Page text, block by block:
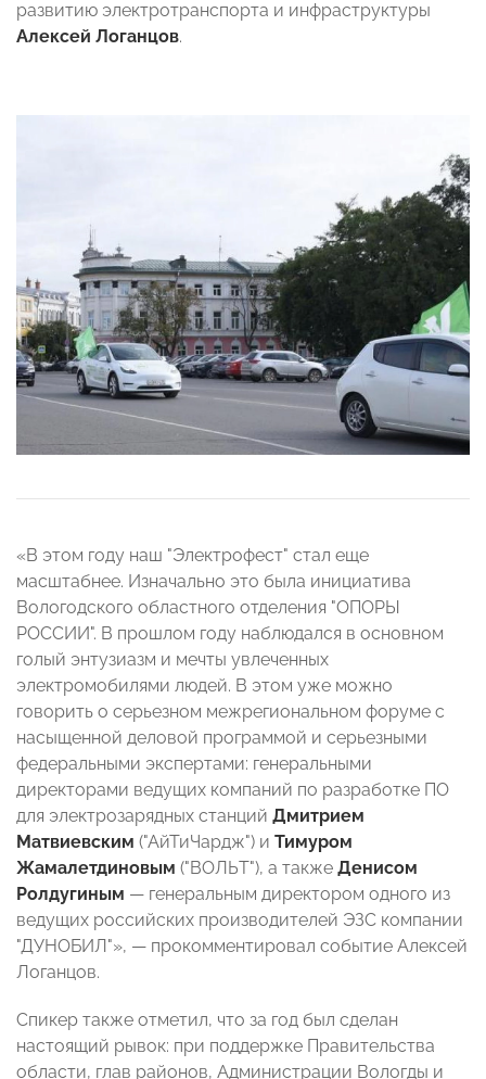
развитию электротранспорта и инфраструктуры
Алексей Логанцов.
«В этом году наш "Электрофест" стал еще
масштабнее. Изначально это была инициатива
Вологодского областного отделения "ОПОРЫ
РОССИИ". В прошлом году наблюдался в основном
голый энтузиазм и мечты увлеченных
электромобилями людей. В этом уже можно
говорить о серьезном межрегиональном форуме с
насыщенной деловой программой и серьезными
федеральными экспертами: генеральными
директорами ведущих компаний по разработке ПО
для электрозарядных станций Дмитрием
Матвиевским ("АйТиЧардж") и Тимуром
Жамалетдиновым ("ВОЛЬТ"), а также Денисом
Ролдугиным — генеральным директором одного из
ведущих российских производителей ЭЗС компании
"ДУНОБИЛ"», — прокомментировал событие Алексей
Логанцов.
Спикер также отметил, что за год был сделан
настоящий рывок: при поддержке Правительства
области, глав районов, Администрации Вологды и